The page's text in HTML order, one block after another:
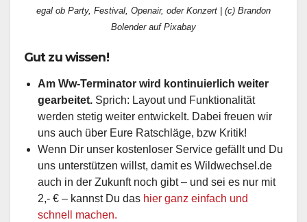
egal ob Party, Festival, Openair, oder Konzert | (c) Brandon
Bolender auf Pixabay
Gut zu wissen!
Am Ww-Terminator wird kontinuierlich weiter
gearbeitet. Sprich: Layout und Funktionalität
werden stetig weiter entwickelt. Dabei freuen wir
uns auch über Eure Ratschläge, bzw Kritik!
Wenn Dir unser kostenloser Service gefällt und Du
uns unterstützen willst, damit es Wildwechsel.de
auch in der Zukunft noch gibt – und sei es nur mit
2,- € – kannst Du das hier ganz einfach und
schnell machen.